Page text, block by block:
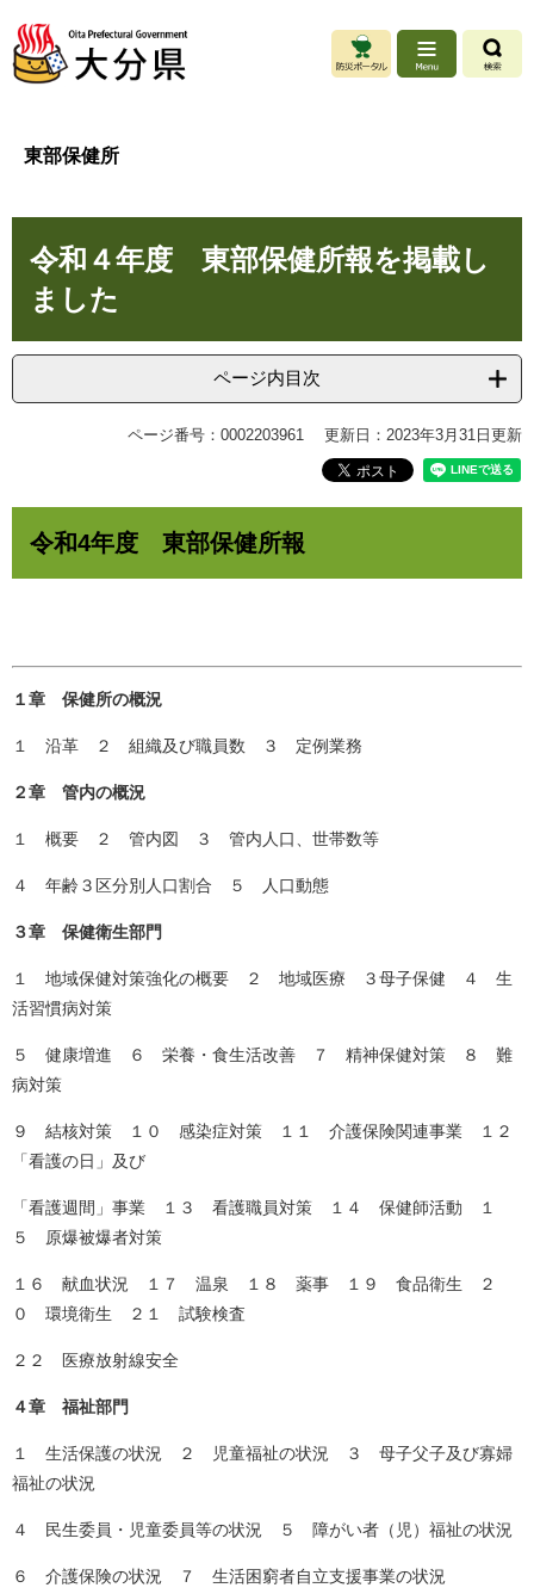
ジ
ュ
東部保健所
令和４年度 東部保健所報を掲載し
ました
ページ内目次
ページ番号：0002203961 更新日：2023年3月31日更新
令和4年度 東部保健所報
１章 保健所の概況
１ 沿革 ２ 組織及び職員数 ３ 定例業務
２章 管内の概況
１ 概要 ２ 管内図 ３ 管内人口、世帯数等
４ 年齢３区分別人口割合 ５ 人口動態
３章 保健衛生部門
１ 地域保健対策強化の概要 ２ 地域医療 ３母子保健 ４ 生
活習慣病対策
５ 健康増進 ６ 栄養・食生活改善 ７ 精神保健対策 ８ 難
病対策
９ 結核対策 １０ 感染症対策 １１ 介護保険関連事業 １２
「看護の日」及び
「看護週間」事業 １３ 看護職員対策 １４ 保健師活動 １
５ 原爆被爆者対策
１６ 献血状況 １７ 温泉 １８ 薬事 １９ 食品衛生 ２
０ 環境衛生 ２１ 試験検査
２２ 医療放射線安全
４章 福祉部門
１ 生活保護の状況 ２ 児童福祉の状況 ３ 母子父子及び寡婦
福祉の状況
４ 民生委員・児童委員等の状況 ５ 障がい者（児）福祉の状況
６ 介護保険の状況 ７ 生活困窮者自立支援事業の状況